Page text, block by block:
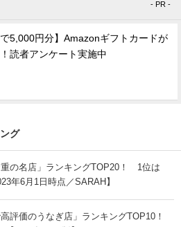
- PR -
で5,000円分】Amazonギフトカードが
読者アンケート実施中
グ
重の名店」ランキングTOP20！ 1位は
年6月1日時点／SARAH】
高評価のうなぎ店」ランキングTOP10！